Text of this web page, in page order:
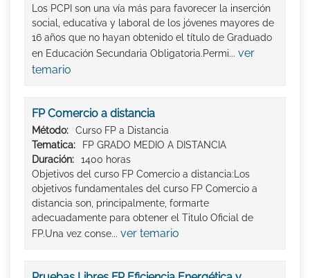
Los PCPI son una vía más para favorecer la inserción
social, educativa y laboral de los jóvenes mayores de
16 años que no hayan obtenido el título de Graduado
en Educación Secundaria Obligatoria.Permi... ver
temario
FP Comercio a distancia
Método:
Curso FP a Distancia
Tematica:
FP GRADO MEDIO A DISTANCIA
Duración:
1400 horas
Objetivos del curso FP Comercio a distancia:Los
objetivos fundamentales del curso FP Comercio a
distancia son, principalmente, formarte
adecuadamente para obtener el Titulo Oficial de
FP.Una vez conse... ver temario